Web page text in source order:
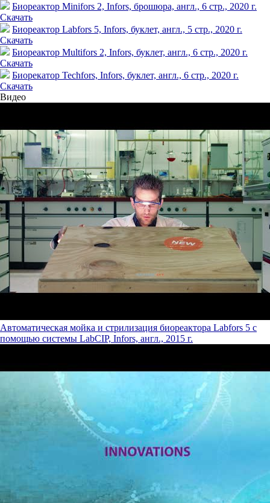
Биореактор Minifors 2, Infors, брошюра, англ., 6 стр., 2020 г.
Скачать
Биореактор Labfors 5, Infors, буклет, англ., 5 стр., 2020 г.
Скачать
Биореактор Multifors 2, Infors, буклет, англ., 6 стр., 2020 г.
Скачать
Биорекатор Techfors, Infors, буклет, англ., 6 стр., 2020 г.
Скачать
Видео
Автоматическая мойка и стрилизация биореактора Labfors 5 с
помощью системы LabCIP, Infors, англ., 2015 г.